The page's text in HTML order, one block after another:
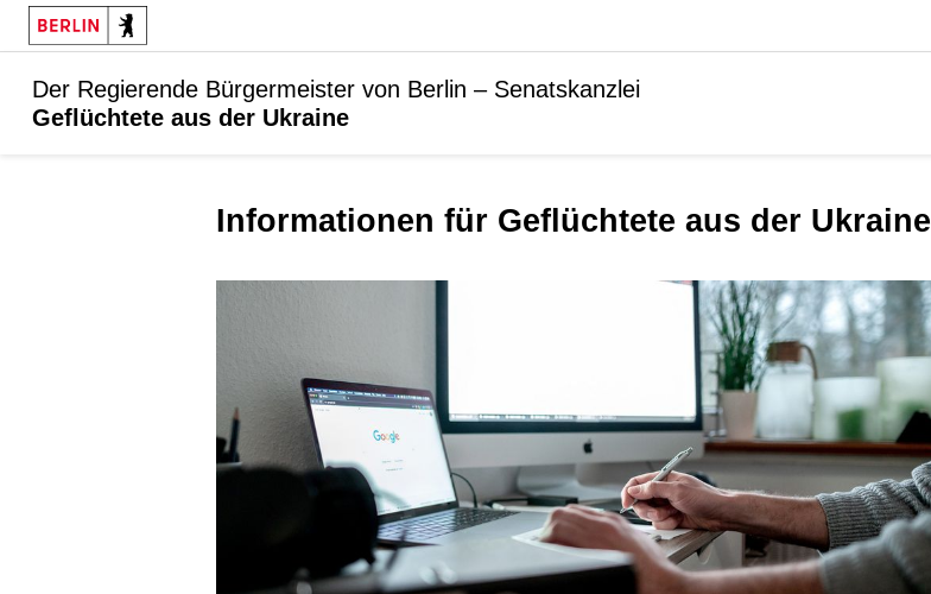
Der Regierende Bürgermeister von Berlin – Senatskanzlei
Geflüchtete aus der Ukraine
Informationen für Geflüchtete aus der Ukraine